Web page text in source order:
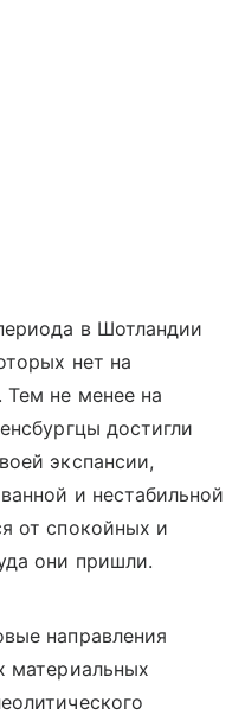
в Шотландии
нет на
Тем не менее на
достигли
экспансии,
и нестабильной
от спокойных и
они пришли.
направления
материальных